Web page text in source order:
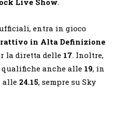
entra in gioco
in Alta Definizione
la diretta delle 17. Inoltre,
anche alle 19, in
alle 24.15, sempre su Sky